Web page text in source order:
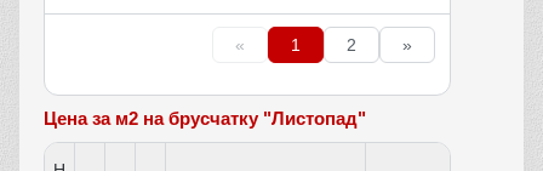
« 1 2 »
Цена за м2 на брусчатку "Листопад"